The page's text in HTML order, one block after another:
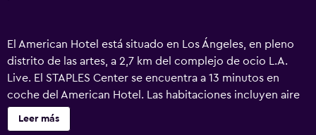
El American Hotel está situado en Los Ángeles, en pleno
distrito de las artes, a 2,7 km del complejo de ocio L.A.
Live. El STAPLES Center se encuentra a 13 minutos en
coche del American Hotel. Las habitaciones incluyen aire
acondicionado y TV de pantalla plana vía satélite. Algunas
tienen zona de estar. Los baños son compartidos. El
Leer más